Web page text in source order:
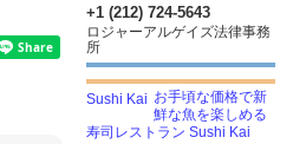
+1 (212) 724-5643
ロジャーアルゲイズ法律事務
所
お手頃な価格で新
鮮な魚を楽しめる
寿司レストラン Sushi Kai